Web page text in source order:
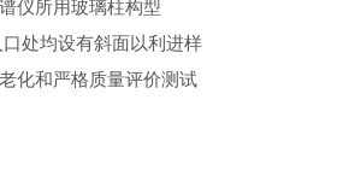
仪所用玻璃柱构型
处均设有斜面以利进样
化和严格质量评价测试